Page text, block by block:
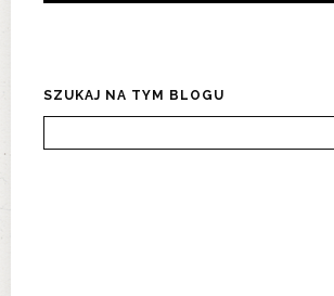
SZUKAJ NA TYM BLOGU